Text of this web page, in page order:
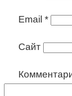
Email *
Сайт